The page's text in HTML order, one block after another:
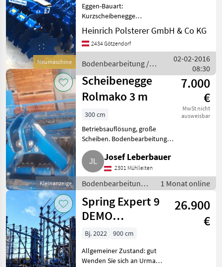
anzeigen
MARKTPLATZ
Marktplatz Händlerangebote Kleinanzeigen
Neumaschine
Eggen-Bauart:
Kurzscheibenegge
Kurzscheibenegge -
Arbeitsbreite 3m -OFAS
Scheiben -SKF Lager
Striegel Bodenbearbeitung
Eggen
Heinrich Polsterer GmbH & Co KG
2434 Götzendorf
Bodenbearbeitung /
Rolmako
02-02-2016
08:30
Kleinanzeige
Scheibenegge
Rolmako 3 m
7.000
€
MwSt nicht
ausweisbar
300 cm
Betriebsauflösung, große
Scheiben. Bodenbearbeitung
Eggen
Josef Leberbauer
2301 Mühlleiten
Bodenbearbeitung /
Eggen
1 Monat online
Spring Expert 9
DEMO
NUGARULL
PÕLLUÄKE
ROLMAKO S
26.900
€
Bj. 2022
900 cm
Allgemeiner Zustand: gut
Wenden Sie sich an Urmas